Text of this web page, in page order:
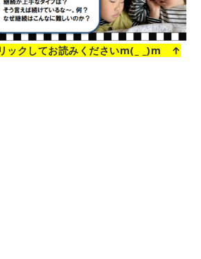
ックしてお読みくださいm(_ _)m ↑